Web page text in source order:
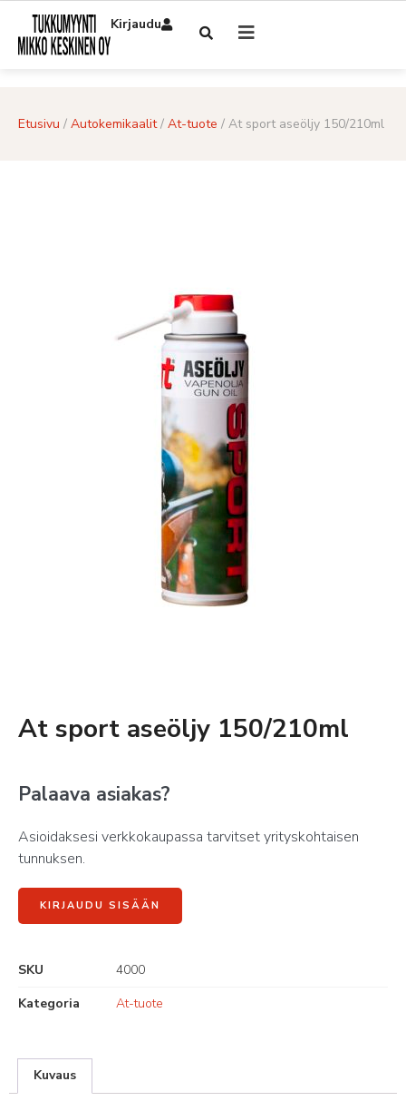
Kirjaudu
Etusivu / Autokemikaalit/ At-tuote / At sport aseöljy 150/210ml
At sport aseöljy 150/210ml
Palaava asiakas?
Asioidaksesi verkkokaupassa tarvitset yrityskohtaisen
tunnuksen.
KIRJAUDU SISÄÄN
SKU
4000
Kategoria
At-tuote
Kuvaus